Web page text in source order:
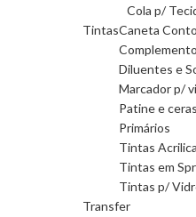
Cola p/
TintasCaneta
Diluentes e
Marcador p/
Patine e ceras
Primários
Tintas
Tintas em
Tintas p/
Transfer